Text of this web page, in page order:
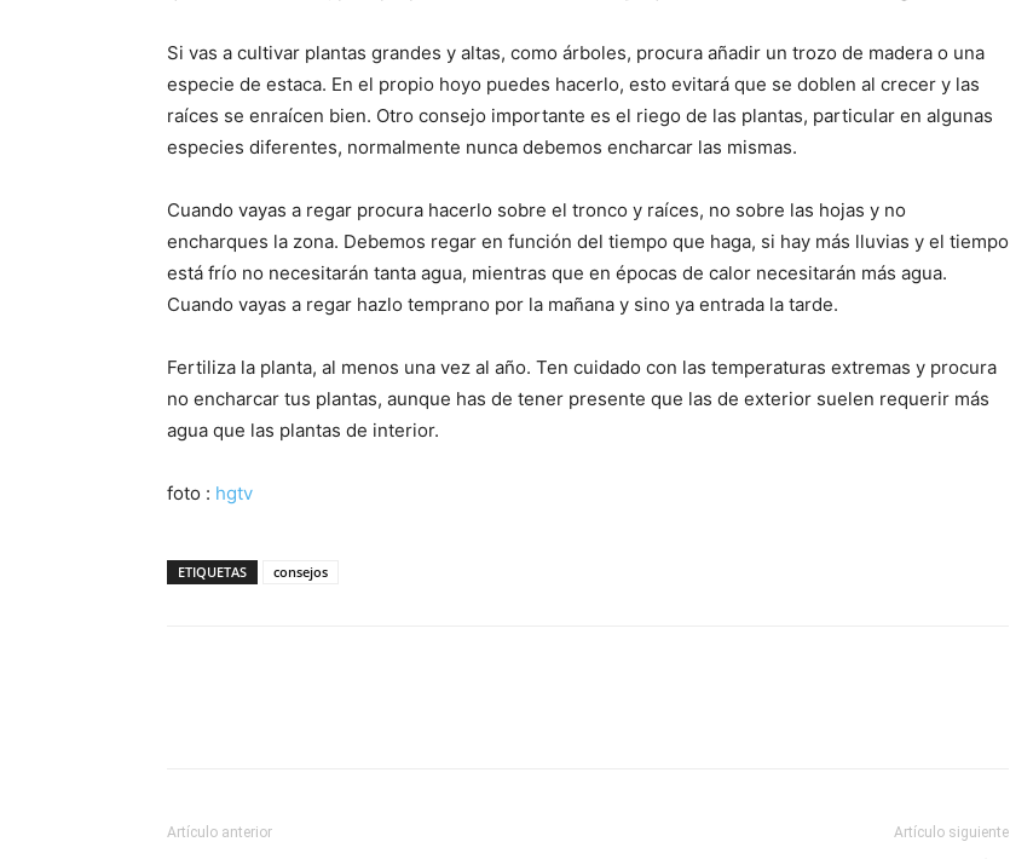
Si vas a cultivar plantas grandes y altas, como árboles, procura añadir un trozo de madera o una
especie de estaca. En el propio hoyo puedes hacerlo, esto evitará que se doblen al crecer y las
raíces se enraícen bien. Otro consejo importante es el riego de las plantas, particular en algunas
especies diferentes, normalmente nunca debemos encharcar las mismas.
Cuando vayas a regar procura hacerlo sobre el tronco y raíces, no sobre las hojas y no
encharques la zona. Debemos regar en función del tiempo que haga, si hay más lluvias y el tiempo
está frío no necesitarán tanta agua, mientras que en épocas de calor necesitarán más agua.
Cuando vayas a regar hazlo temprano por la mañana y sino ya entrada la tarde.
Fertiliza la planta, al menos una vez al año. Ten cuidado con las temperaturas extremas y procura
no encharcar tus plantas, aunque has de tener presente que las de exterior suelen requerir más
agua que las plantas de interior.
foto : hgtv
ETIQUETAS consejos
Artículo anterior Artículo siguiente